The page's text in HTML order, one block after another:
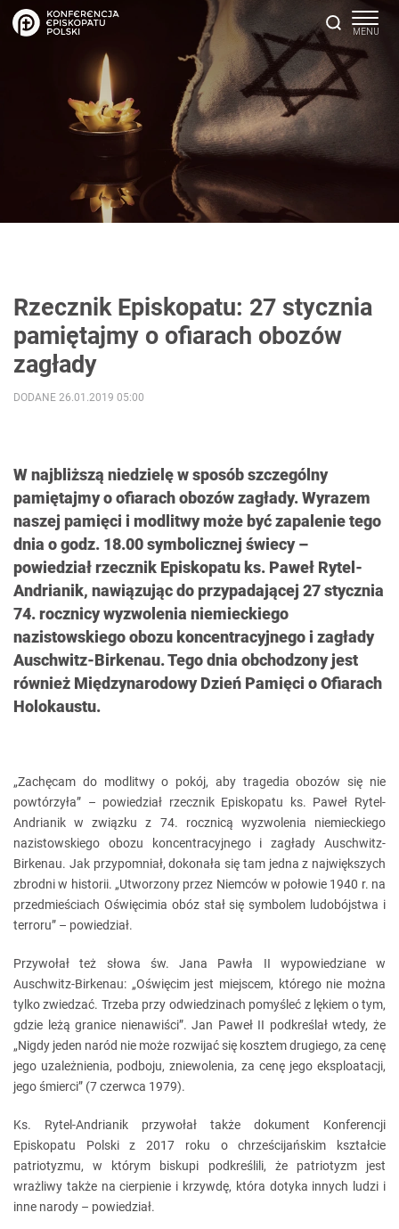
Rzecznik Episkopatu: 27 stycznia
pamiętajmy o ofiarach obozów
zagłady
W najbliższą niedzielę w sposób szczególny
pamiętajmy o ofiarach obozów zagłady. Wyrazem
naszej pamięci i modlitwy może być zapalenie tego
dnia o godz. 18.00 symbolicznej świecy –
powiedział rzecznik Episkopatu ks. Paweł Rytel-
Andrianik, nawiązując do przypadającej 27 stycznia
74. rocznicy wyzwolenia niemieckiego
nazistowskiego obozu koncentracyjnego i zagłady
Auschwitz-Birkenau. Tego dnia obchodzony jest
również Międzynarodowy Dzień Pamięci o Ofiarach
Holokaustu.
DODANE 26.01.2019 05:00
„Zachęcam do modlitwy o pokój, aby tragedia obozów się nie
powtórzyła” – powiedział rzecznik Episkopatu ks. Paweł Rytel-
Andrianik w związku z 74. rocznicą wyzwolenia niemieckiego
nazistowskiego obozu koncentracyjnego i zagłady Auschwitz-
Birkenau. Jak przypomniał, dokonała się tam jedna z największych
zbrodni w historii. „Utworzony przez Niemców w połowie 1940 r. na
przedmieściach Oświęcimia obóz stał się symbolem ludobójstwa i
terroru” – powiedział.
Przywołał też słowa św. Jana Pawła II wypowiedziane w
Auschwitz-Birkenau: „Oświęcim jest miejscem, którego nie można
tylko zwiedzać. Trzeba przy odwiedzinach pomyśleć z lękiem o tym,
gdzie leżą granice nienawiści”. Jan Paweł II podkreślał wtedy, że
„Nigdy jeden naród nie może rozwijać się kosztem drugiego, za cenę
jego uzależnienia, podboju, zniewolenia, za cenę jego eksploatacji,
jego śmierci” (7 czerwca 1979).
Ks. Rytel-Andrianik przywołał także dokument Konferencji
Episkopatu Polski z 2017 roku o chrześcijańskim kształcie
patriotyzmu, w którym biskupi podkreślili, że patriotyzm jest
wrażliwy także na cierpienie i krzywdę, która dotyka innych ludzi i
inne narody – powiedział.